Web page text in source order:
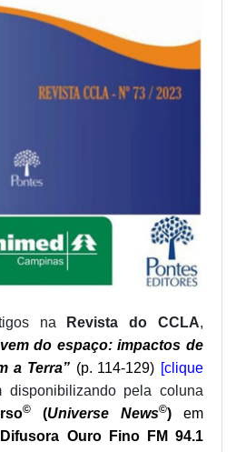
na Revista do CCLA,
do espaço: impactos de
a Terra” (p. 114-129) [clique
disponibilizando pela coluna
© (Universe News©) em
Ouro Fino FM 94.1